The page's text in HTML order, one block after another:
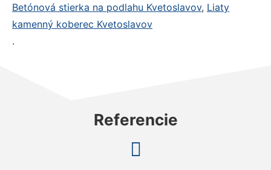
Betónová stierka na podlahu Kvetoslavov, Liaty
kamenný koberec Kvetoslavov
.
Referencie